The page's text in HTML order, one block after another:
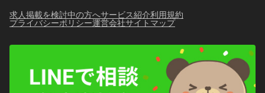
求人掲載を検討中の方へサービス紹介利用規約
プライバシーポリシー運営会社サイトマップ